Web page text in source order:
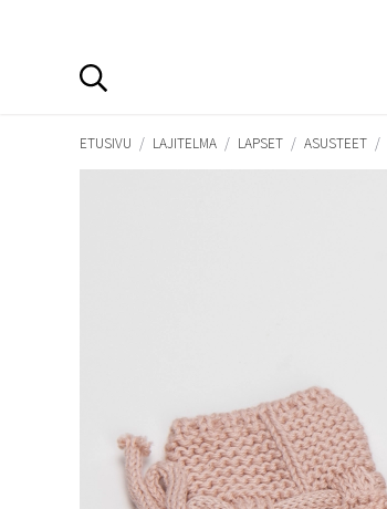
ETUSIVU / LAJITELMA / LAPSET / ASUSTEET /